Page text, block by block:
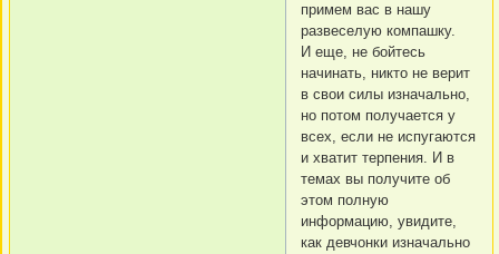
примем вас в нашу
развеселую компашку.
И еще, не бойтесь
начинать, никто не верит
в свои силы изначально,
но потом получается у
всех, если не испугаются
и хватит терпения. И в
темах вы получите об
этом полную
информацию, увидите,
как девчонки изначально